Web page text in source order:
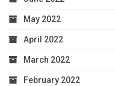
May 2022
April 2022
March 2022
February 2022